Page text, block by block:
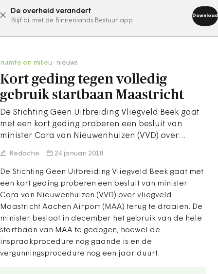
De overheid verandert
Blijf bij met de Binnenlands Bestuur app
Download
abonneer nu
ruimte en milieu nieuws
Kort geding tegen volledig
gebruik startbaan Maastricht
De Stichting Geen Uitbreiding Vliegveld Beek gaat
met een kort geding proberen een besluit van
minister Cora van Nieuwenhuizen (VVD) over…
Redactie 24 januari 2018
De Stichting Geen Uitbreiding Vliegveld Beek gaat met
een kort geding proberen een besluit van minister
Cora van Nieuwenhuizen (VVD) over vliegveld
Maastricht Aachen Airport (MAA) terug te draaien. De
minister besloot in december het gebruik van de hele
startbaan van MAA te gedogen, hoewel de
inspraakprocedure nog gaande is en de
vergunningsprocedure nog een jaar duurt.